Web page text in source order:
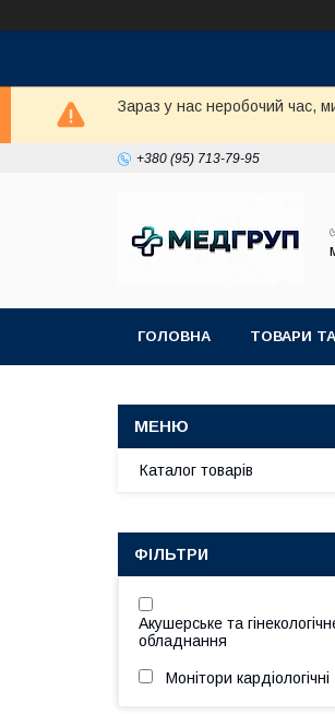
Зараз у нас неробочий час,
+380 (95) 713-79-95
ГОЛОВНА ТОВАРИ
Каталог товарів
ФІЛЬТРИ
Акушерське та
обладнання
Монітори кардіологічні